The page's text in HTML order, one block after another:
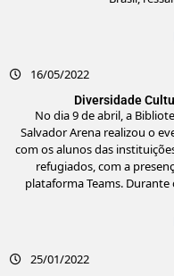
16/05/2022
Diversidade
No dia 9 de abril, a
Salvador Arena realizou o
com os alunos das
refugiados, com a
plataforma Teams.
25/01/2022